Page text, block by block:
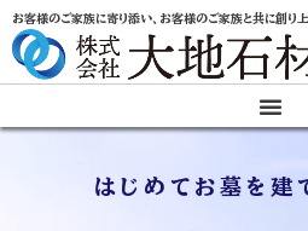
お客様のご家族に寄り添い、お客様のご家族と共に創り
はじめてお墓を建